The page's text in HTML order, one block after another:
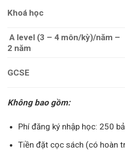
Khoá học
A level (3 – 4 môn/kỳ)/năm –
2 năm
GCSE
Không bao gồm:
Phí đăng ký nhập học: 250
Tiền đặt cọc sách (có hoàn